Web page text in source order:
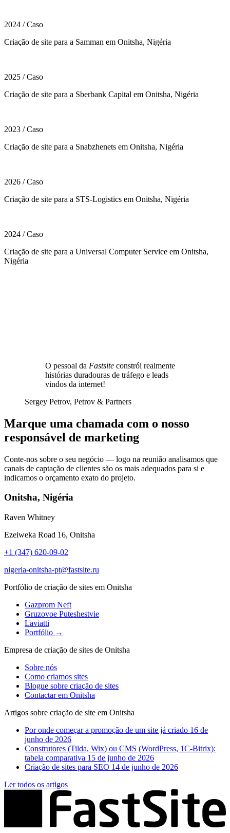
2024 / Caso
Criação de site para a Samman em Onitsha, Nigéria
2025 / Caso
Criação de site para a Sberbank Capital em Onitsha, Nigéria
2023 / Caso
Criação de site para a Snabzhenets em Onitsha, Nigéria
2026 / Caso
Criação de site para a STS-Logistics em Onitsha, Nigéria
2024 / Caso
Criação de site para a Universal Computer Service em Onitsha,
Nigéria
O pessoal da Fastsite constrói realmente
histórias duradouras de tráfego e leads
vindos da internet!
Sergey Petrov, Petrov & Partners
Marque uma chamada com o nosso
responsável de marketing
Conte-nos sobre o seu negócio — logo na reunião analisamos que
canais de captação de clientes são os mais adequados para si e
indicamos o orçamento exato do projeto.
Onitsha, Nigéria
Raven Whitney
Ezeiweka Road 16, Onitsha
+1 (347) 620-09-02
nigeria-onitsha-pt@fastsite.ru
Portfólio de criação de sites em Onitsha
Gazprom Neft
Gruzovoe Puteshestvie
Laviatti
Portfólio →
Empresa de criação de sites de Onitsha
Sobre nós
Como criamos sites
Blogue sobre criação de sites
Contactar em Onitsha
Artigos sobre criação de site em Onitsha
Por onde começar a promoção de um site já criado 16 de
junho de 2026
Construtores (Tilda, Wix) ou CMS (WordPress, 1C-Bitrix):
tabela comparativa 15 de junho de 2026
Criação de sites para SEO 14 de junho de 2026
Ler todos os artigos